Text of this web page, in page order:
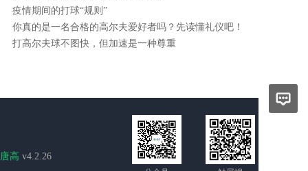
疫情期间的打球“规则”
你真的是一名合格的高尔夫爱好者吗？先读懂礼仪吧！
打高尔夫球不图快，但加速是一种尊重
唐高 v4.2.26